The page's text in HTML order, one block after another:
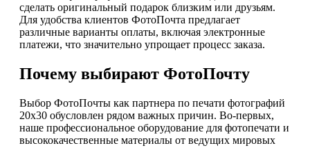
сделать оригинальный подарок близким или друзьям.
Для удобства клиентов ФотоПочта предлагает
различные варианты оплаты, включая электронные
платежи, что значительно упрощает процесс заказа.
Почему выбирают ФотоПочту
Выбор ФотоПочты как партнера по печати фотографий
20х30 обусловлен рядом важных причин. Во-первых,
наше профессиональное оборудование для фотопечати и
высококачественные материалы от ведущих мировых